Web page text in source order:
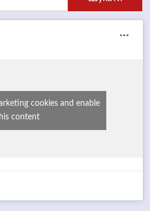
cookies and enable
content